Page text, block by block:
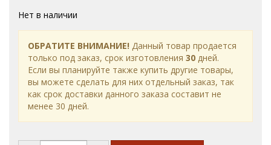
Нет в наличии
ОБРАТИТЕ ВНИМАНИЕ! Данный товар продается
только под заказ, срок изготовления 30 дней.
Если вы планируйте также купить другие товары,
вы можете сделать для них отдельный заказ, так
как срок доставки данного заказа составит не
менее 30 дней.